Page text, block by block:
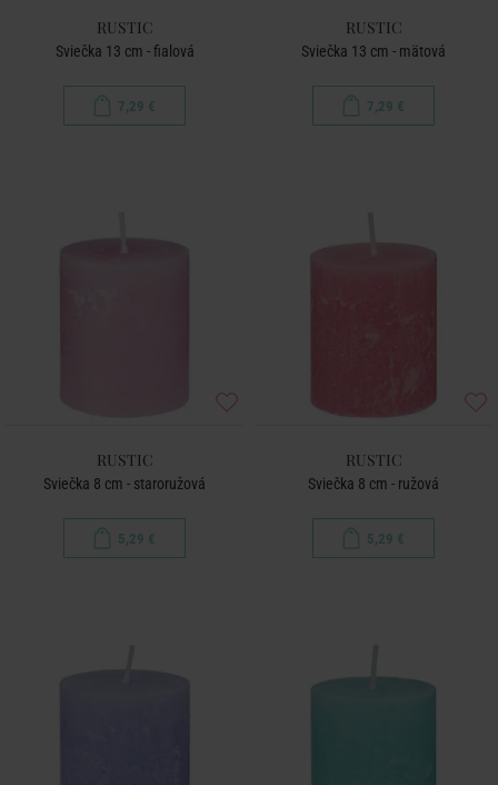
RUSTIC
Sviečka 13 cm - fialová
7,29 €
RUSTIC
Sviečka 13 cm - mätová
7,29 €
RUSTIC
Sviečka 8 cm - staroružová
5,29 €
RUSTIC
Sviečka 8 cm - ružová
5,29 €